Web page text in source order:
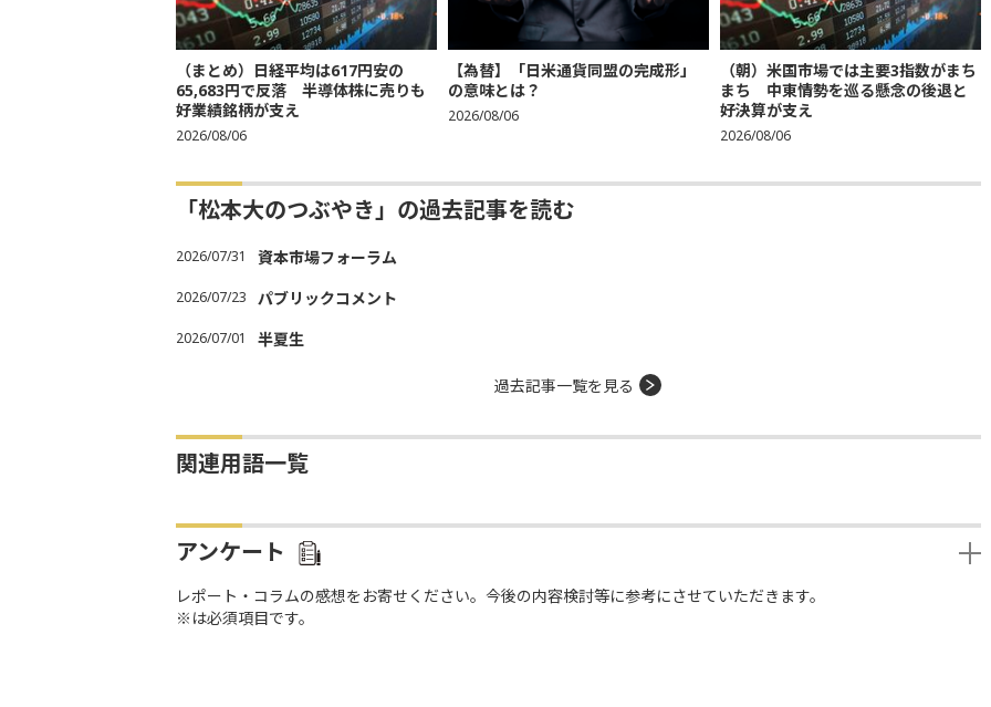
（まとめ）日経平均は617円安の
65,683円で反落 半導体株に売りも
好業績銘柄が支え
2026/08/06
【為替】「日米通貨同盟の完成形」
の意味とは？
2026/08/06
（朝）米国市場では主要3指数がまち
まち 中東情勢を巡る懸念の後退と
好決算が支え
2026/08/06
「松本大のつぶやき」の過去記事を読む
2026/07/31 資本市場フォーラム
2026/07/23 パブリックコメント
2026/07/01 半夏生
過去記事一覧を見る
関連用語一覧
アンケート
レポート・コラムの感想をお寄せください。今後の内容検討等に参考にさせていただきます。
※は必須項目です。